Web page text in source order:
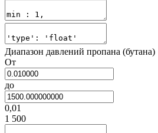
Диапазон давлений пропана (бутана)
От
до
0,01
1 500